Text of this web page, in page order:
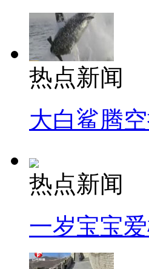
热点新闻
大白鲨腾
热点新闻
一岁宝宝